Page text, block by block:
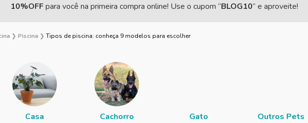
10%OFFpara você na primeira compra online! Use o cupom “BLOG10” e aproveite!
❯ Piscina ❯ Tipos de piscina: conheça 9 modelos para escolher
Casa Cachorro Gato Outros Pets